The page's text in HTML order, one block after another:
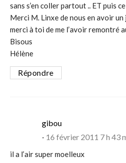
sans s’en coller partout .. ET puis
Merci M. Linxe de nous en avoir
merci à toi de me l’avoir remontré
Bisous
Hélène
Répondre
gibousays:
16 février 2011 7 h 43
il a l’air super moelleux